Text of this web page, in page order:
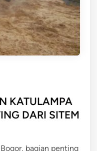
KATULAMPA
DARI SITEM
bagian penting